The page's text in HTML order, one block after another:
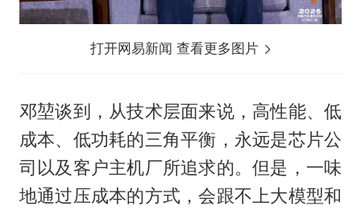
打开网易新闻 查看更多图片
邓堃谈到，从技术层面来说，高性能、低
成本、低功耗的三角平衡，永远是芯片公
司以及客户主机厂所追求的。但是，一味
地通过压成本的方式，会跟不上大模型和